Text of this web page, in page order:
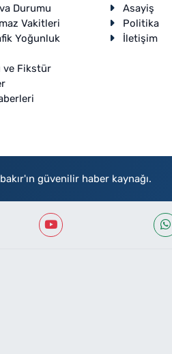
Durumu
Vakitleri
Yoğunluk
ve Fikstür
Asayiş
Politika
İletişim
güvenilir haber kaynağı.